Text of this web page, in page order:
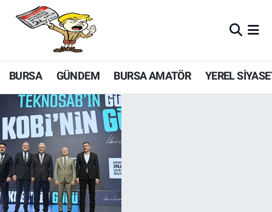
BURSA GÜNDEM BURSA AMATÖR YEREL